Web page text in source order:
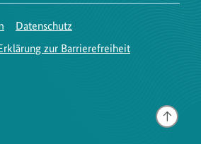
Datenschutz
zur Barrierefreiheit
Gehe
nach